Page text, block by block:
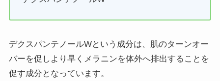
デクスパンテノールWという成分は、肌のターンオー
バーを促しより早くメラニンを体外へ排出することを
促す成分となっています。